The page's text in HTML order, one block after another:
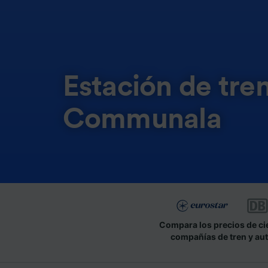
Estación de
Communala
Compara los precios de
compañías de tren y